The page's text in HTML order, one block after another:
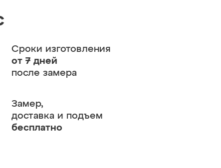
Сроки изготовления
от 7 дней
после замера
Замер,
доставка и подъем
бесплатно